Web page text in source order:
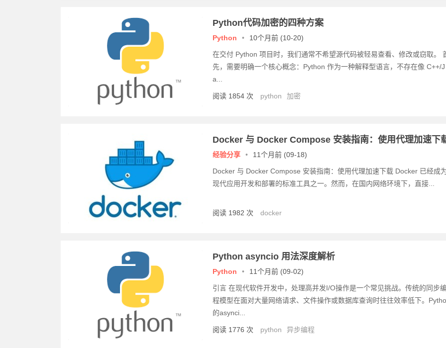
Python代码加密的四种方案
Python • 10个月前 (10-20)
在交付 Python 项目时，我们通常不希望源代码被轻易查看、修改或窃取。
先，需要明确一个核心概念：Python 作为一种解释型语言，不存在像 C++/J
a...
阅读 1854 次 python 加密
Docker 与 Docker Compose 安装指南：使用代理加速下
经验分享 • 11个月前 (09-18)
Docker 与 Docker Compose 安装指南：使用代理加速下载 Docker 已经成
现代应用开发和部署的标准工具之一。然而，在国内网络环境下，直接...
阅读 1982 次 docker
Python asyncio 用法深度解析
Python • 11个月前 (09-02)
引言 在现代软件开发中，处理高并发I/O操作是一个常见挑战。传统的同步
程模型在面对大量网络请求、文件操作或数据库查询时往往效率低下。
的asynci...
阅读 1776 次 python 异步编程